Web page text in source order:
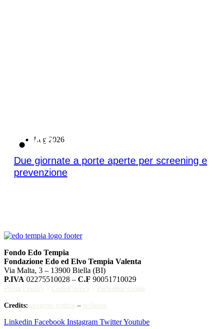
Lug 2026
08
Due giornate a porte aperte per screening e
prevenzione
Fondo Edo Tempia
Fondazione Edo ed Elvo Tempia Valenta
Via Malta, 3 – 13900 Biella (BI)
P.IVA 02275510028 – C.F 90051710029
Privacy policy – Cookie policy – Preferenze cookie
Credits: progetto grafico – sviluppo
Linkedin Facebook Instagram TwitterYoutube